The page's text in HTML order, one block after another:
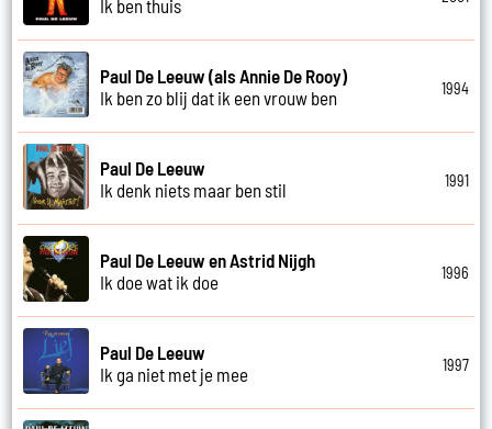
Ik ben thuis
Paul De Leeuw (als Annie De Rooy)
Ik ben zo blij dat ik een vrouw ben
1994
Paul De Leeuw
Ik denk niets maar ben stil
1991
Paul De Leeuw en Astrid Nijgh
Ik doe wat ik doe
1996
Paul De Leeuw
Ik ga niet met je mee
1997